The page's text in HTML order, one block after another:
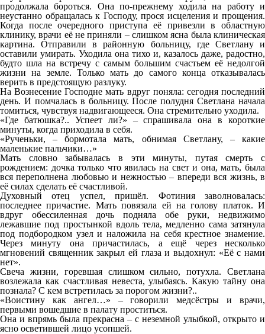
продолжала бороться. Она по-прежнему ходила на работу и
неустанно обращалась к Господу, прося исцеления и прощения.
Когда после очередного приступа её привезли в областную
клинику, врачи её не приняли – слишком ясна была клиническая
картина. Отправили в районную больницу, где Светлану и
оставили умирать. Уходила она тихо и, казалось даже, радостно,
будто шла на встречу с самым большим счастьем её недолгой
жизни на земле. Только мать до самого конца отказывалась
верить в предстоящую разлуку.
На Вознесение Господне мать вдруг поняла: сегодня последний
день. И помчалась в больницу. После полудня Светлана начала
томиться, чувствуя надвигающееся. Она стремительно уходила.
«Где батюшка?.. Успеет ли?» – спрашивала она в короткие
минуты, когда приходила в себя.
«Рученьки, – бормотала мать, обнимая Светлану, – какие
маленькие пальчики…»
Мать словно забывалась в эти минуты, путая смерть с
рождением: дочка только что явилась на свет и она, мать, была
вся переполнена любовью и нежностью – впереди вся жизнь, в
её силах сделать её счастливой.
Духовный отец успел, пришёл. Фотиния заволновалась:
последнее причастие. Мать повязала ей на голову платок. И
вдруг обессиленная дочь подняла обе руки, недвижимо
лежавшие под простынкой вдоль тела, медленно сама затянула
под подбородком узел и наложила на себя крестное знамение.
Через минуту она причастилась, а ещё через несколько
мгновений священник закрыл ей глаза и выдохнул: «Её с нами
нет».
Свеча жизни, горевшая слишком сильно, потухла. Светлана
возлежала как счастливая невеста, улыбаясь. Какую тайну она
познала? С кем встретилась за порогом жизни?..
«Воистину как ангел…» – говорили медсёстры и врачи,
первыми вошедшие в палату проститься.
Она и впрямь была прекрасна – с неземной улыбкой, открыто и
ясно осветившей лицо усопшей.